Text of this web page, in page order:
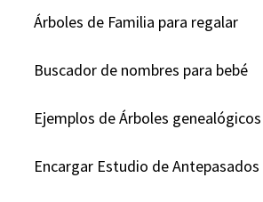
Árboles de Familia para regalar
Buscador de nombres para bebé
Ejemplos de Árboles genealógicos
Encargar Estudio de Antepasados